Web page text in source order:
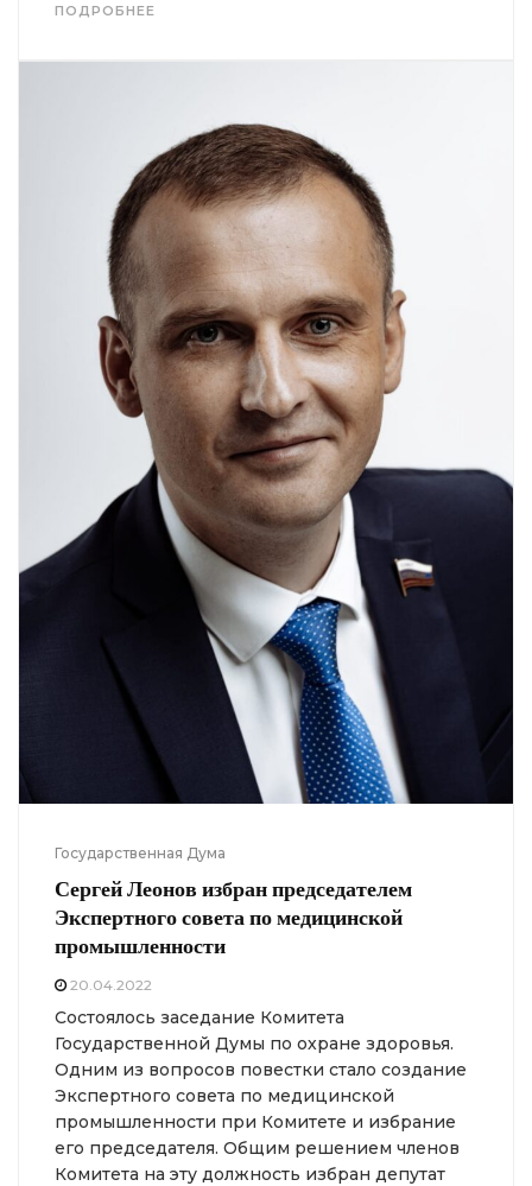
ПОДРОБНЕЕ
Государственная Дума
Сергей Леонов избран председателем
Экспертного совета по медицинской
промышленности
20.04.2022
Состоялось заседание Комитета
Государственной Думы по охране здоровья.
Одним из вопросов повестки стало создание
Экспертного совета по медицинской
промышленности при Комитете и избрание
его председателя. Общим решением членов
Комитета на эту должность избран депутат